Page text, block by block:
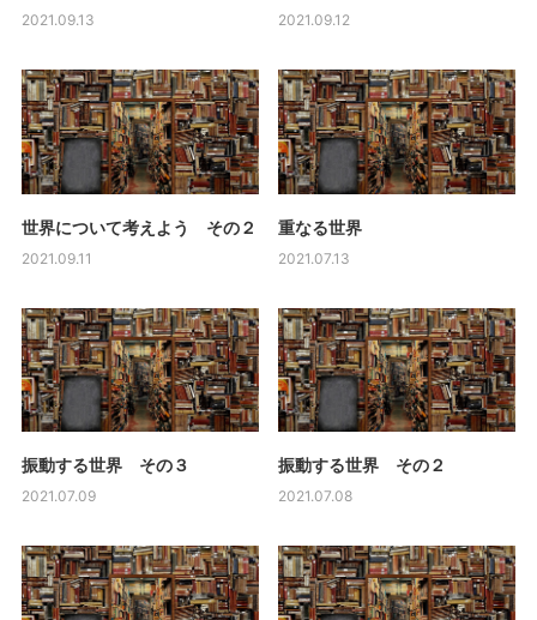
2021.09.13 2021.09.12
世界について考えよう その２
2021.09.11
重なる世界
2021.07.13
振動する世界 その３
2021.07.09
振動する世界 その２
2021.07.08